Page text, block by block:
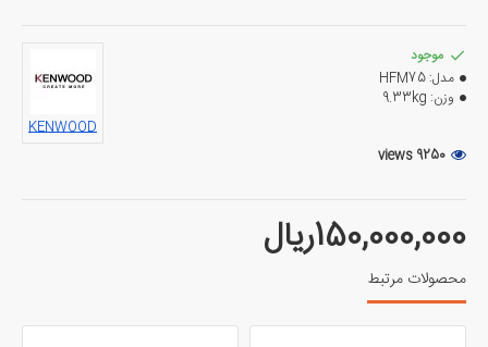
150,000,000ریال
موجود
مدل:HFM75
وزن: 9.33kg
KENWOOD
9250 views
محصولات مرتبط